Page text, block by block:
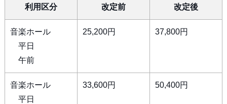
利用区分 改定前 改定後
音楽ホール
平日
午前
25,200円 37,800円
音楽ホール
平日
33,600円 50,400円